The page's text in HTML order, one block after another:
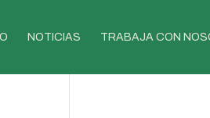
NOTICIAS TRABAJA CON